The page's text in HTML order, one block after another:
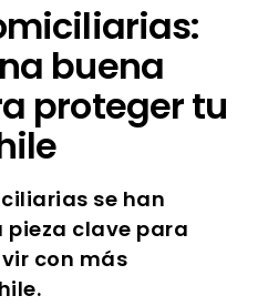
buena
proteger tu
se han
clave para
con más